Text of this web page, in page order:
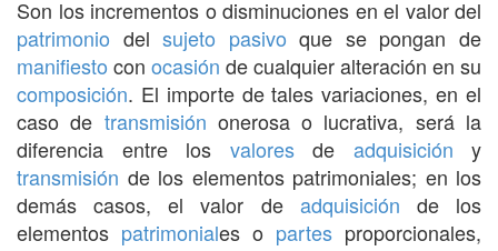
Son los incrementos o disminuciones en el valor del
patrimonio delsujeto pasivo que se pongan de
manifiesto con ocasión de cualquier alteración en su
composición. El importe de tales variaciones, en el
caso de transmisión onerosa o lucrativa, será la
diferencia entre los valoresde adquisición y
transmisión de los elementos patrimoniales; en los
demás casos, el valor de adquisición de los
elementos patrimoniales o partes proporcionales,